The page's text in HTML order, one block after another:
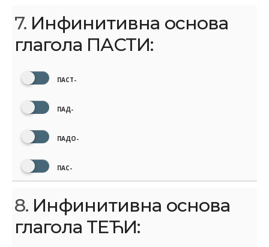
7. Инфинитивна основа
глагола ПАСТИ:
ПАСТ-
ПАД-
ПАДО-
ПАС-
8. Инфинитивна основа
глагола ТЕЋИ: